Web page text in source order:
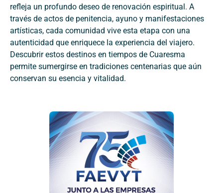
refleja un profundo deseo de renovación espiritual. A
través de actos de penitencia, ayuno y manifestaciones
artísticas, cada comunidad vive esta etapa con una
autenticidad que enriquece la experiencia del viajero.
Descubrir estos destinos en tiempos de Cuaresma
permite sumergirse en tradiciones centenarias que aún
conservan su esencia y vitalidad.